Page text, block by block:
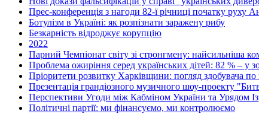
Прес-конференція з нагоди 82-ї річниці початку руху
Ботулізм в Україні: як розпізнати заражену рибу
Безкарність відроджує корупцію
2022
Парний Чемпіонат світу зі стронгмену: найсильніша
Проблема ожиріння серед українських дітей: 82 % – у
Пріоритети розвитку Харківщини: погляд здобувача по
Презентація грандіозного музичного шоу-проекту
Перспективи Угоди між Кабміном України та Урядом
Політичні партії: ми фінансуємо, ми контролюємо